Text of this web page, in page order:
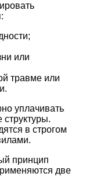
или
травме или
уплачивать
в строгом
принцип
две